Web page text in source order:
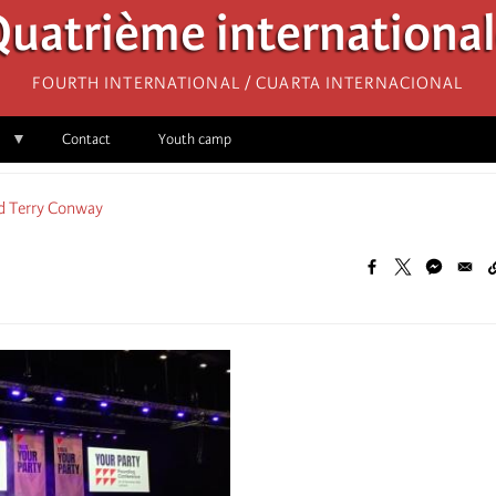
Fourth International / Cuarta Internacional
Contact Youth camp
Terry Conway